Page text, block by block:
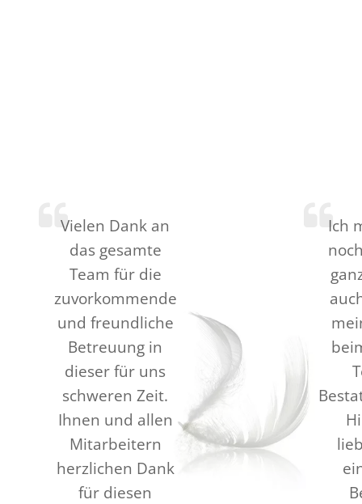
Vielen Dank an
das gesamte
Team für die
zuvorkommende
und freundliche
Betreuung in
dieser für uns
schweren Zeit.
Ihnen und allen
Mitarbeitern
herzlichen Dank
für diesen
Ich